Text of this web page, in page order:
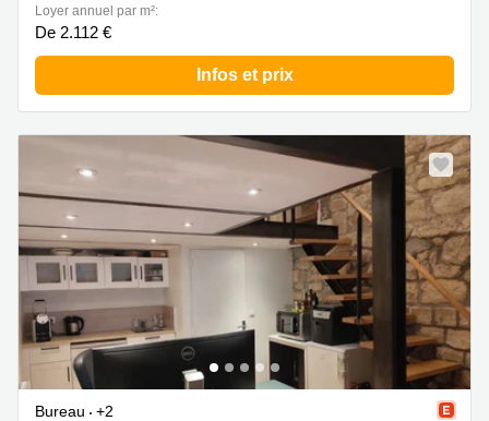
Loyer annuel par m²:
De 2.112 €
Infos et prix
Nouveau
Bureau
+2